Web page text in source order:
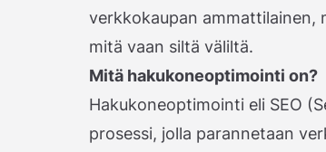
verkkokaupan ammattilainen,
mitä vaan siltä väliltä.
Mitä hakukoneoptimointi on?
Hakukoneoptimointi eli SEO
prosessi, jolla parannetaan